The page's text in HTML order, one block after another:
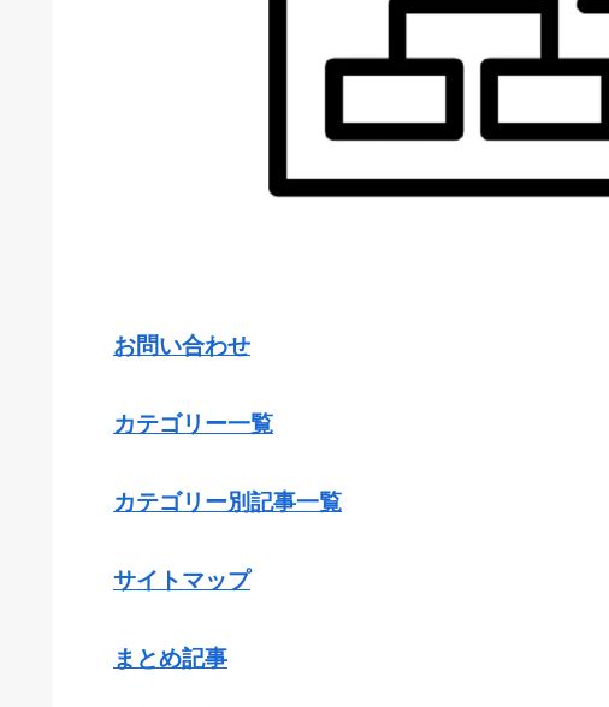
お問い合わせ
カテゴリー一覧
カテゴリー別記事一覧
サイトマップ
まとめ記事